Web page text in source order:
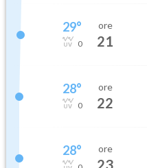
29°
0
ore
21
28°
0
ore
22
28° ore
23